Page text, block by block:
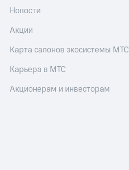
Новости
Акции
Карта салонов экосистемы МТС
Карьера в МТС
Акционерам и инвесторам